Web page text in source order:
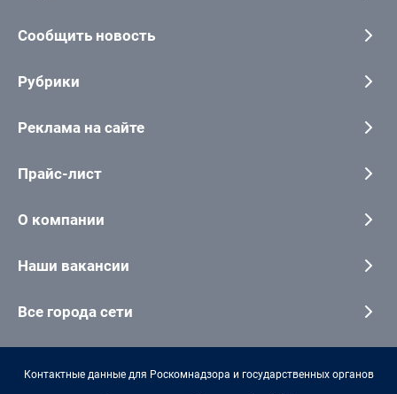
Сообщить новость
Рубрики
Реклама на сайте
Прайс-лист
О компании
Наши вакансии
Все города сети
Контактные данные для Роскомнадзора и государственных органов